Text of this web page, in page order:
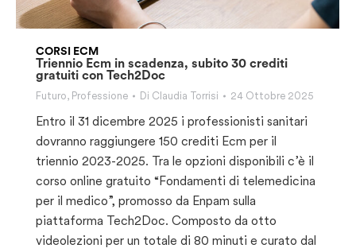
CORSI ECM
Triennio Ecm in scadenza, subito 30 crediti
gratuiti con Tech2Doc
Futuro, Professione Di Claudia Torrisi 24 Ottobre 2025
Entro il 31 dicembre 2025 i professionisti sanitari
dovranno raggiungere 150 crediti Ecm per il
triennio 2023-2025. Tra le opzioni disponibili c’è il
corso online gratuito “Fondamenti di telemedicina
per il medico”, promosso da Enpam sulla
piattaforma Tech2Doc. Composto da otto
videolezioni per un totale di 80 minuti e curato dal